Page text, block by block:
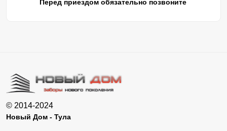
Перед приездом обязательно позвоните
© 2014-2024
Новый Дом - Тула